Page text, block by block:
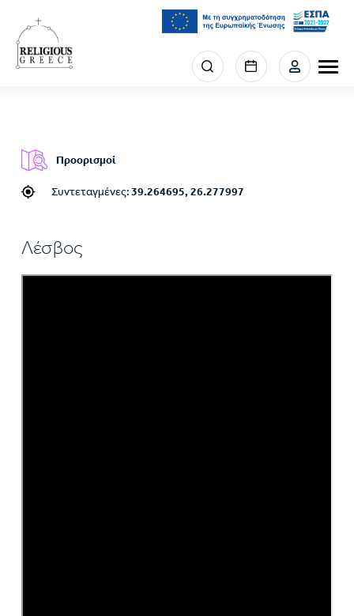
προς
κυρίως
περιεχόμενο
Menu
section
Προορισμοί
Συντεταγμένες:39.264695, 26.277997
Λέσβος